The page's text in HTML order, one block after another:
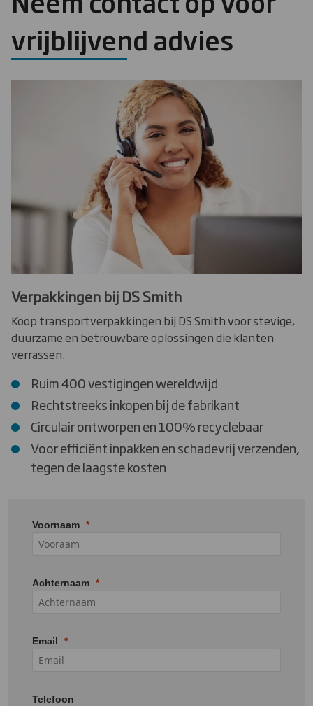
vrijblijvend advies
Verpakkingen bij DS Smith
Koop transportverpakkingen bij DS Smith voor stevige,
duurzame en betrouwbare oplossingen die klanten
verrassen.
Ruim 400 vestigingen wereldwijd
Rechtstreeks inkopen bij de fabrikant
Circulair ontworpen en 100% recyclebaar
Voor efficiënt inpakken en schadevrij verzenden,
tegen de laagste kosten
Voornaam
Achternaam
Email
Telefoon